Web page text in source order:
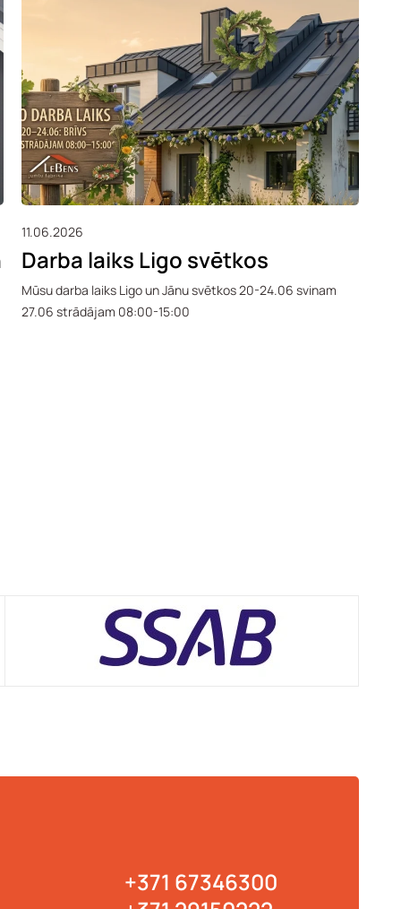
11.06.2026
Darba laiks Ligo svētkos
Mūsu darba laiks Ligo un Jānu svētkos 20-24.06 svinam
27.06 strādājam 08:00-15:00
+371 67346300